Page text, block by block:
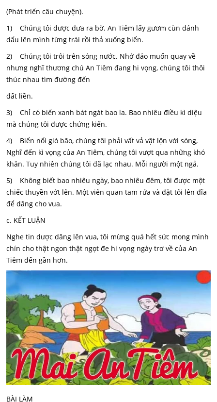
(Phát triển câu chuyện).
1) Chúng tôi được đưa ra bờ. An Tiêm lấy gươm cùn đánh
dấu lên mình từng trái rồi thả xuống biển.
2) Chúng tôi trôi trên sóng nước. Nhớ đảo muốn quay về
nhưng nghĩ thương chú An Tiêm đang hi vọng, chúng tôi thôi
thúc nhau tìm đường đến
đất liền.
3) Chỉ có biển xanh bát ngát bao la. Bao nhiêu điều kì diệu
mà chúng tôi được chứng kiến.
4) Biển nổi gió bão, chúng tôi phải vất vả vật lộn với sóng,
Nghĩ đến kì vọng của An Tiêm, chúng tôi vượt qua những khó
khăn. Tuy nhiên chúng tôi đã lạc nhau. Mỗi người một ngả.
5) Không biết bao nhiêu ngày, bao nhiêu đêm, tôi được một
chiếc thuyền vớt lên. Một viên quan tam rửa và đặt tôi lên đĩa
để dâng cho vua.
c. KẾT LUẬN
Nghe tin dược dâng lên vua, tôi mừng quá hết sức mong mình
chín cho thật ngon thật ngọt đe hi vọng ngày trơ về của An
Tiêm đến gần hơn.
BÀI LÀM